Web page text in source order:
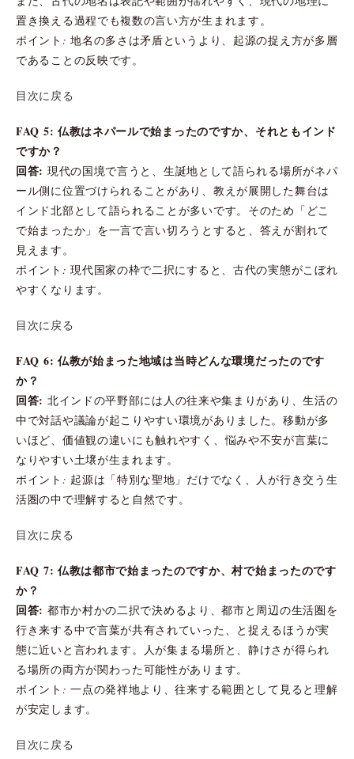
置き換える過程でも複数の言い方が生まれます。
ポイント: 地名の多さは矛盾というより、起源の捉え方が多層
であることの反映です。
目次に戻る
FAQ 5: 仏教はネパールで始まったのですか、それともインド
ですか？
回答: 現代の国境で言うと、生誕地として語られる場所がネパ
ール側に位置づけられることがあり、教えが展開した舞台は
インド北部として語られることが多いです。そのため「どこ
で始まったか」を一言で言い切ろうとすると、答えが割れて
見えます。
ポイント: 現代国家の枠で二択にすると、古代の実態がこぼれ
やすくなります。
目次に戻る
FAQ 6: 仏教が始まった地域は当時どんな環境だったのです
か？
回答: 北インドの平野部には人の往来や集まりがあり、生活の
中で対話や議論が起こりやすい環境がありました。移動が多
いほど、価値観の違いにも触れやすく、悩みや不安が言葉に
なりやすい土壌が生まれます。
ポイント: 起源は「特別な聖地」だけでなく、人が行き交う生
活圏の中で理解すると自然です。
目次に戻る
FAQ 7: 仏教は都市で始まったのですか、村で始まったのです
か？
回答: 都市か村かの二択で決めるより、都市と周辺の生活圏を
行き来する中で言葉が共有されていった、と捉えるほうが実
態に近いと言われます。人が集まる場所と、静けさが得られ
る場所の両方が関わった可能性があります。
ポイント: 一点の発祥地より、往来する範囲として見ると理解
が安定します。
目次に戻る